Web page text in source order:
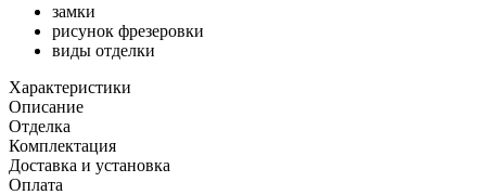
замки
рисунок фрезеровки
виды отделки
Характеристики
Описание
Отделка
Комплектация
Доставка и установка
Оплата